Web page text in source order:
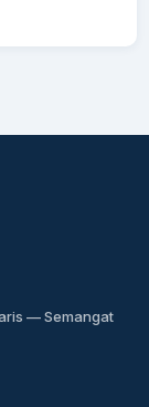
— Semangat